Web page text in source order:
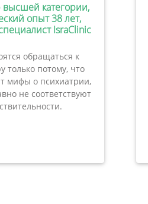
высшей категории,
опыт 38 лет,
IsraClinic
обращаться к
только потому, что
мифы о психиатрии,
не соответствуют